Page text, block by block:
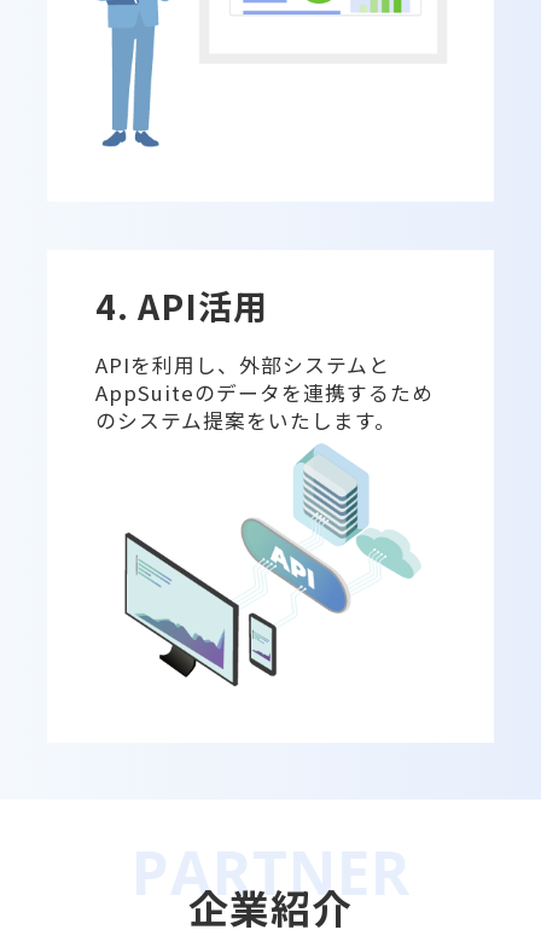
4. API活用
APIを利用し、外部システムと
AppSuiteのデータを連携するため
のシステム提案をいたします。
企業紹介